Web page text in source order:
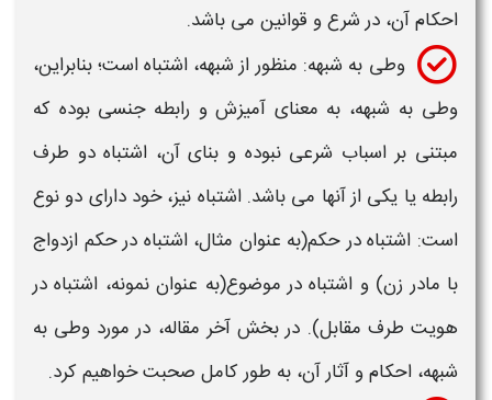
احکام آن، در شرع و قوانین می باشد.
وطی به شبهه: منظور ازشبهه، اشتباه است؛ بنابراین،
وطی به شبهه، به معنای آمیزش و رابطه جنسی بوده که
مبتنی بر اسباب شرعی نبوده و بنای آن، اشتباه دو طرف
رابطه یا یکی از آنها می باشد. اشتباه نیز، خود دارای دو نوع
است: اشتباه در حکم(به عنوان مثال، اشتباه در حکم ازدواج
با مادر زن) و اشتباه در موضوع(به عنوان نمونه، اشتباه در
هویت طرف مقابل). در بخش آخر مقاله، در مورد وطی به
شبهه، احکام و آثارآن، به طور کامل صحبت خواهیم کرد.